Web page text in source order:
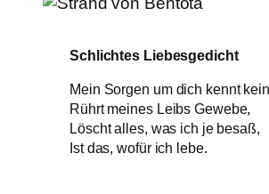
Schlichtes Liebesgedicht
Mein Sorgen um dich kennt
Rührt meines Leibs Gewebe,
Löscht alles, was ich je besaß,
Ist das, wofür ich lebe.